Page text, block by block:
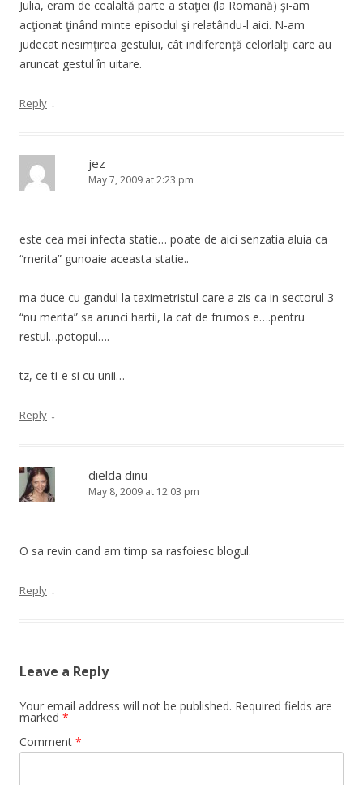
Julia, eram de cealaltă parte a staţiei (la Romană) şi-am
acţionat ţinând minte episodul şi relatându-l aici. N-am
judecat nesimţirea gestului, cât indiferenţă celorlalţi care au
aruncat gestul în uitare.
Reply ↓
jez
May 7, 2009 at 2:23 pm
este cea mai infecta statie… poate de aici senzatia aluia ca
“merita” gunoaie aceasta statie..
ma duce cu gandul la taximetristul care a zis ca in sectorul 3
“nu merita” sa arunci hartii, la cat de frumos e….pentru
restul…potopul….
tz, ce ti-e si cu unii…
Reply ↓
dielda dinu
May 8, 2009 at 12:03 pm
O sa revin cand am timp sa rasfoiesc blogul.
Reply ↓
Leave a Reply
Your email address will not be published. Required fields are
marked *
Comment *